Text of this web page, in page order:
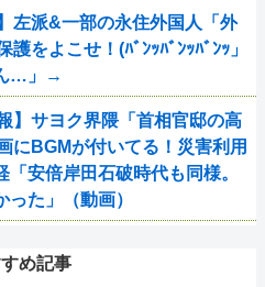
左派&一部の永住外国人「外
護をよこせ！(ﾊﾞﾝｯﾊﾞﾝｯﾊﾞﾝｯ」
…」→
】サヨク界隈「首相官邸の高
にBGMが付いてる！災害利用
安倍岸田石破時代も同様。
った」（動画）
め記事